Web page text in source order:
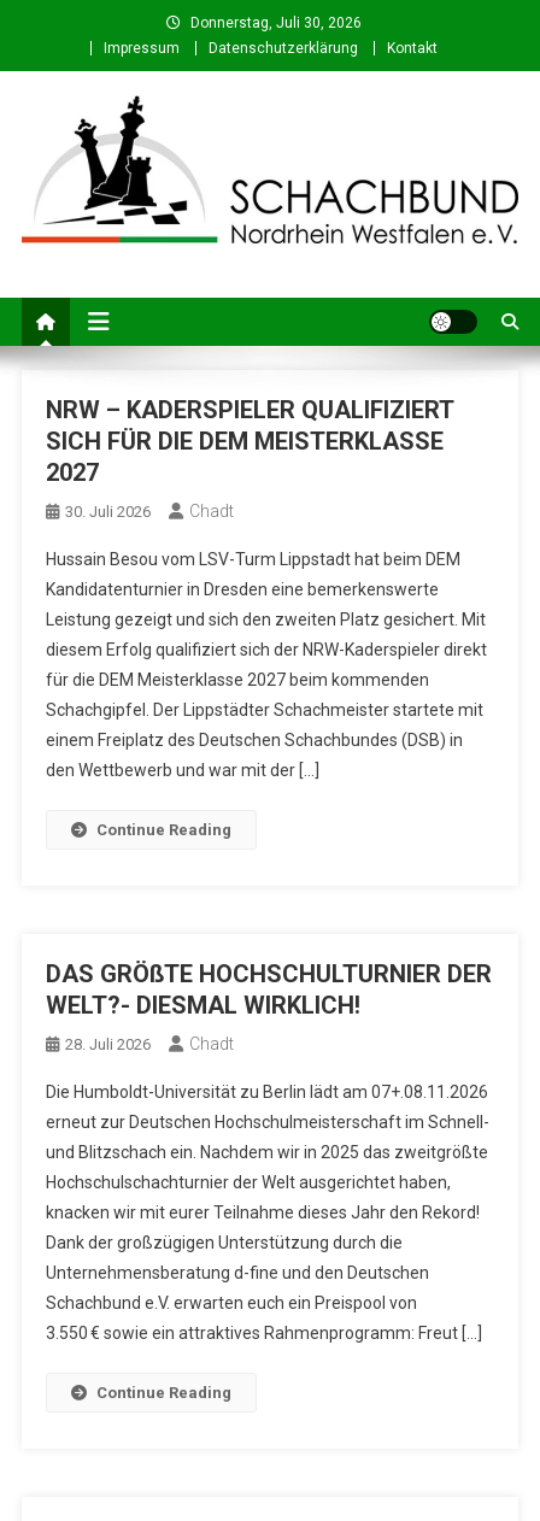
content
Donnerstag, Juli 30, 2026
Impressum
Datenschutzerklärung Kontakt
NRW – KADERSPIELER QUALIFIZIERT
SICH FÜR DIE DEM MEISTERKLASSE
2027
30. Juli 2026 Chadt
Hussain Besou vom LSV-Turm Lippstadt hat beim DEM
Kandidatenturnier in Dresden eine bemerkenswerte
Leistung gezeigt und sich den zweiten Platz gesichert. Mit
diesem Erfolg qualifiziert sich der NRW-Kaderspieler direkt
für die DEM Meisterklasse 2027 beim kommenden
Schachgipfel. Der Lippstädter Schachmeister startete mit
einem Freiplatz des Deutschen Schachbundes (DSB) in
den Wettbewerb und war mit der […]
Continue Reading
DAS GRÖßTE HOCHSCHULTURNIER DER
WELT?- DIESMAL WIRKLICH!
28. Juli 2026 Chadt
Die Humboldt-Universität zu Berlin lädt am 07+.08.11.2026
erneut zur Deutschen Hochschulmeisterschaft im Schnell-
und Blitzschach ein. Nachdem wir in 2025 das zweitgrößte
Hochschulschachturnier der Welt ausgerichtet haben,
knacken wir mit eurer Teilnahme dieses Jahr den Rekord!
Dank der großzügigen Unterstützung durch die
Unternehmensberatung d-fine und den Deutschen
Schachbund e.V. erwarten euch ein Preispool von
3.550 € sowie ein attraktives Rahmenprogramm: Freut […]
Continue Reading